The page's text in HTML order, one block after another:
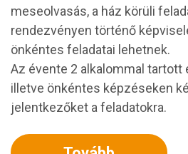
meseolvasás, a ház körüli
rendezvényen történő
önkéntes feladatai lehetnek.
Az évente 2 alkalommal tartott
illetve önkéntes képzéseken
jelentkezőket a feladatokra.